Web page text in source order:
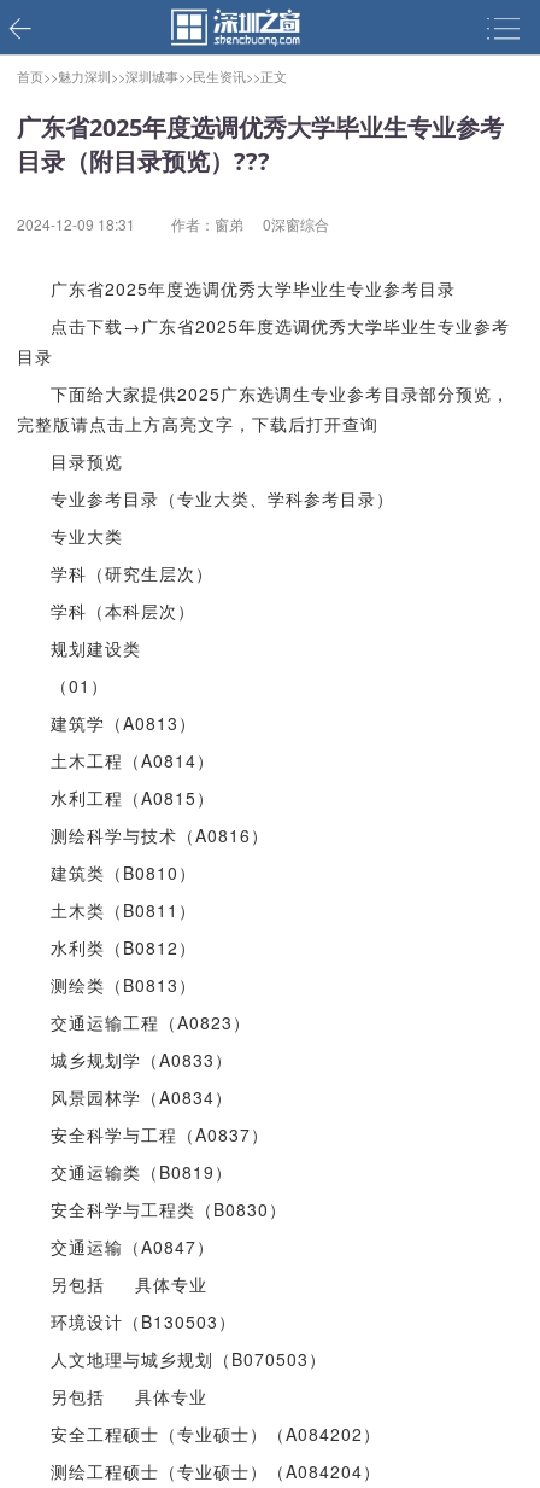
首页>>魅力深圳>>深圳城事>>民生资讯>>正文
广东省2025年度选调优秀大学毕业生专业参考
目录（附目录预览）???
2024-12-09 18:31 作者：窗弟 0深窗综合
广东省2025年度选调优秀大学毕业生专业参考目录
点击下载→广东省2025年度选调优秀大学毕业生专业参考
目录
下面给大家提供2025广东选调生专业参考目录部分预览，
完整版请点击上方高亮文字，下载后打开查询
目录预览
专业参考目录（专业大类、学科参考目录）
专业大类
学科（研究生层次）
学科（本科层次）
规划建设类
（01）
建筑学（A0813）
土木工程（A0814）
水利工程（A0815）
测绘科学与技术（A0816）
建筑类（B0810）
土木类（B0811）
水利类（B0812）
测绘类（B0813）
交通运输工程（A0823）
城乡规划学（A0833）
风景园林学（A0834）
安全科学与工程（A0837）
交通运输类（B0819）
安全科学与工程类（B0830）
交通运输（A0847）
另包括 具体专业
环境设计（B130503）
人文地理与城乡规划（B070503）
另包括 具体专业
安全工程硕士（专业硕士）（A084202）
测绘工程硕士（专业硕士）（A084204）